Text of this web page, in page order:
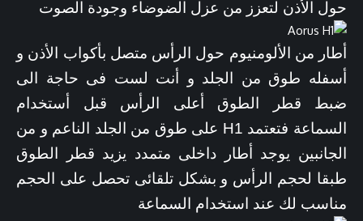
حول الأذن لتعزز من عزل الضوضاء وجودة الصوت
أطار من الألومنيوم حول الرأس متصل بأكواب الأذن و
أسفله طوق من الجلد و أنت لست فى حاجة الى
ضبط قطر الطوق أعلى الرأس قبل أستخدام
السماعة فتعتمد H1 على طوق من الجلد الناعم و من
الجانبين يوجد أطار داخلى متمدد يزيد قطر الطوق
طبقا لحجم الرأس و بشكل تلقائى تحصل على الحجم
مناسب لك عند استخدام السماعة